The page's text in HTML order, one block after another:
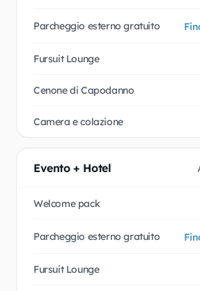
Parcheggio esterno gratuito
Fursuit Lounge
Cenone di Capodanno
Camera e colazione
Evento + Hotel
Welcome pack
Parcheggio esterno gratuito
Fursuit Lounge